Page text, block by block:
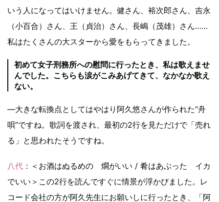
いう人になってはいけません。健さん、裕次郎さん、吉永
（小百合）さん、王（貞治）さん、長嶋（茂雄）さん……
私はたくさんの大スターから愛をもらってきました。
初めて女子刑務所への慰問に行ったとき、私は歌えませ
んでした。こちらも涙がこみあげてきて、なかなか歌え
ない。
―大きな転換点としてはやはり阿久悠さんが作られた“舟
唄”ですね。歌詞を渡され、最初の2行を見ただけで「売れ
る」と思われたそうですね。
八代 ：＜お酒はぬるめの 燗がいい / 肴はあぶった イカ
でいい＞この2行を読んですぐに情景が浮かびました。レ
コード会社の方が阿久先生にお願いしに行ったとき、「阿